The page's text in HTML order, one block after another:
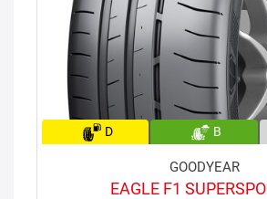
D B
GOODYEAR
EAGLE F1